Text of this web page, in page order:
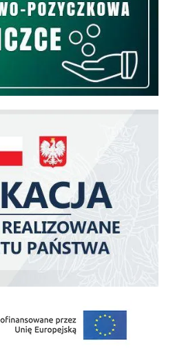
samochodu ratowniczo-gaśniczego z